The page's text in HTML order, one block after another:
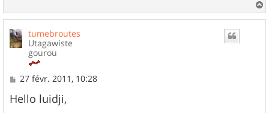
a
u
tumebroutes
Utagawiste
gourou
M
s
s
27 févr. 2011, 10:28
Hello luidji,